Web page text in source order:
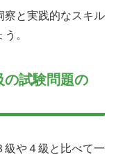
察と実践的なスキル
。
の試験問題の
級や４級と比べて一